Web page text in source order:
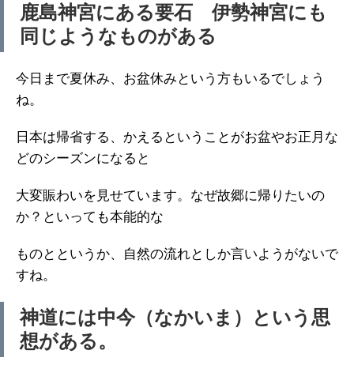
鹿島神宮にある要石 伊勢神宮にも
同じようなものがある
今日まで夏休み、お盆休みという方もいるでしょう
ね。
日本は帰省する、かえるということがお盆やお正月な
どのシーズンになると
大変賑わいを見せています。なぜ故郷に帰りたいの
か？といっても本能的な
ものとというか、自然の流れとしか言いようがないで
すね。
神道には中今（なかいま）という思
想がある。